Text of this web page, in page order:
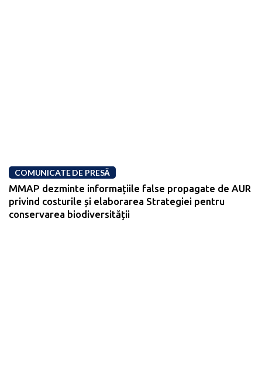
COMUNICATE DE PRESĂ
MMAP dezminte informațiile false propagate de AUR
privind costurile și elaborarea Strategiei pentru
conservarea biodiversității